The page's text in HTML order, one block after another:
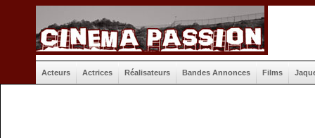
Acteurs Actrices Réalisateurs Bandes Annonces Films